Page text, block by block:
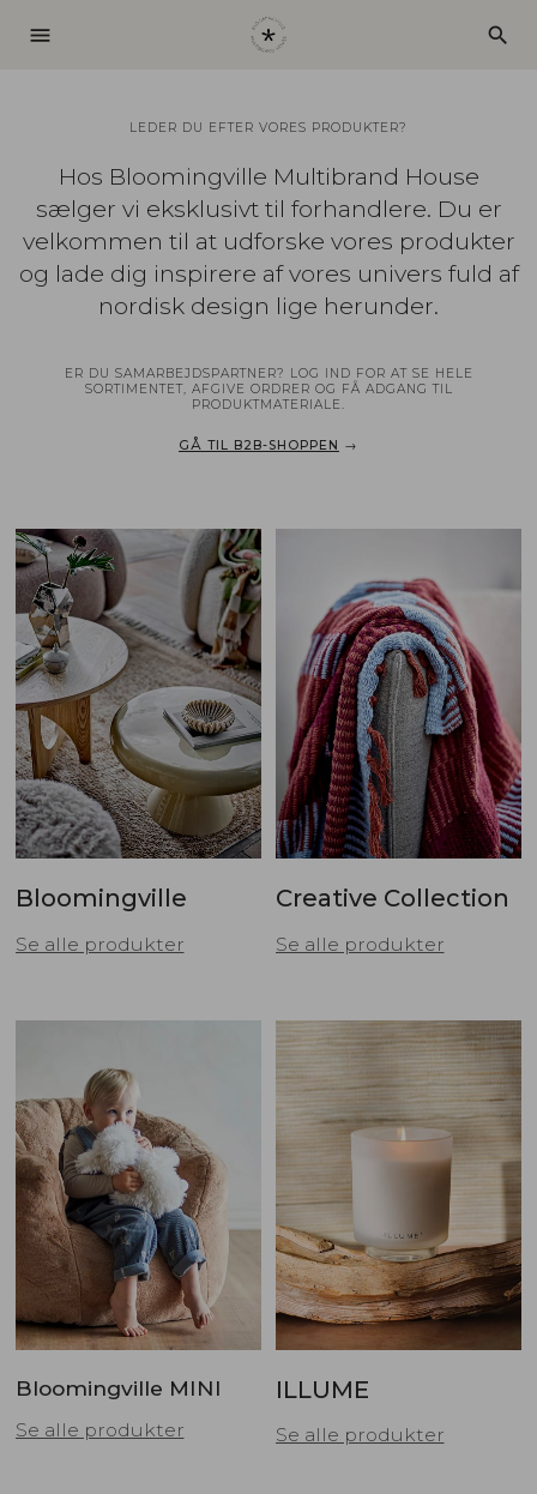
menu search
LEDER DU EFTER VORES PRODUKTER?
Hos Bloomingville Multibrand House
sælger vi eksklusivt til forhandlere. Du er
velkommen til at udforske vores produkter
og lade dig inspirere af vores univers fuld af
nordisk design lige herunder.
ER DU SAMARBEJDSPARTNER? LOG IND FOR AT SE HELE
SORTIMENTET, AFGIVE ORDRER OG FÅ ADGANG TIL
PRODUKTMATERIALE.
GÅ TIL B2B-SHOPPEN →
Bloomingville
Se alle produkter
Creative Collection
Se alle produkter
Bloomingville MINI
Se alle produkter
ILLUME
Se alle produkter